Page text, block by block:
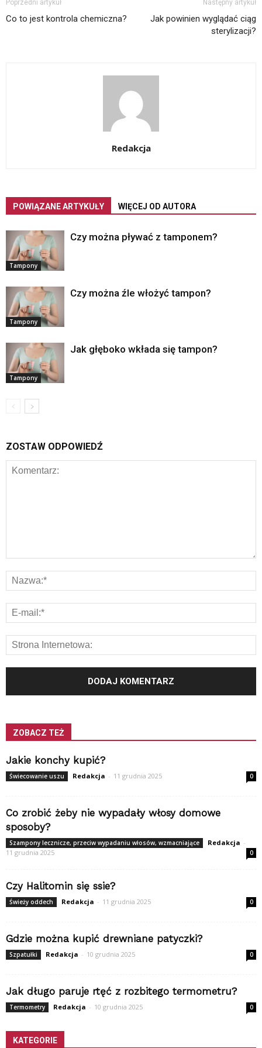
Poprzedni artykuł
Co to jest kontrola chemiczna?
Następny artykuł
Jak powinien wyglądać ciąg
sterylizacji?
Redakcja
POWIĄZANE ARTYKUŁY WIĘCEJ OD AUTORA
Tampony
Czy można pływać z tamponem?
Tampony
Czy można źle włożyć tampon?
Tampony
Jak głęboko wkłada się tampon?
ZOSTAW ODPOWIEDŹ
ZOBACZ TEŻ
Jakie konchy kupić?
Świecowanie uszu Redakcja - 11 grudnia 2025 0
Co zrobić żeby nie wypadały włosy domowe
sposoby?
Szampony lecznicze, przeciw wypadaniu włosów, wzmacniające Redakcja -
11 grudnia 2025
0
Czy Halitomin się ssie?
Świeży oddech Redakcja - 11 grudnia 2025 0
Gdzie można kupić drewniane patyczki?
Szpatułki Redakcja - 10 grudnia 2025 0
Jak długo paruje rtęć z rozbitego termometru?
Termometry Redakcja - 10 grudnia 2025 0
KATEGORIE